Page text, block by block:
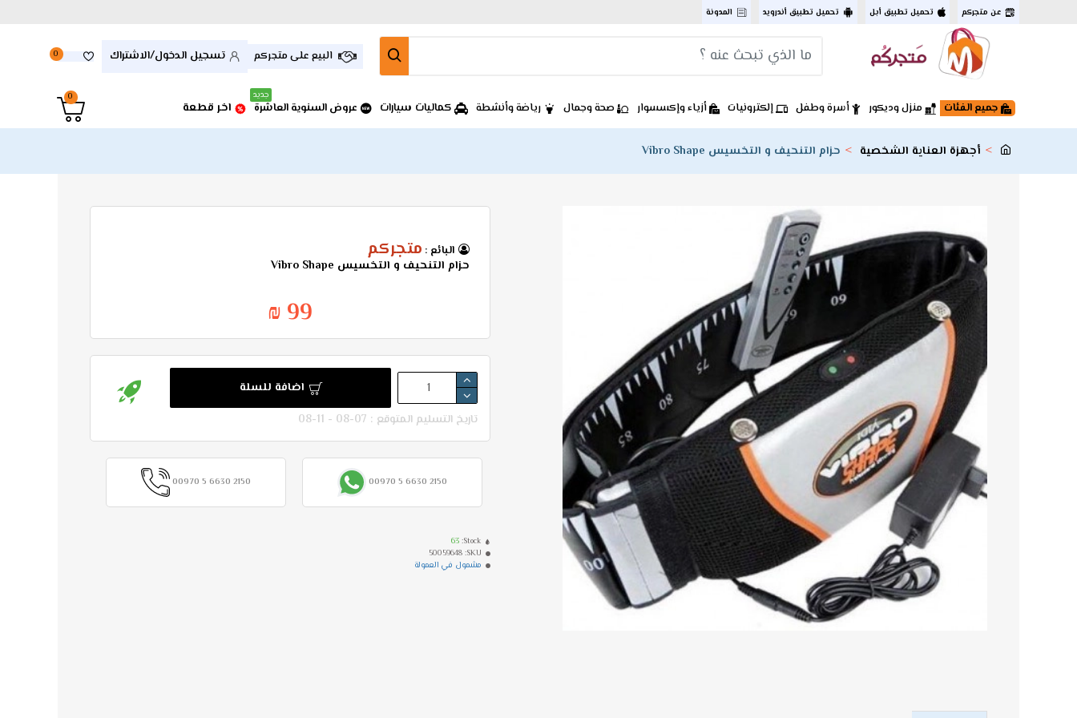
عن متجركم تحميل تطبيق أبل تحميل تطبيق أندرويد المدونة
تسجيل الدخول/الاشتراك 0 البيع على متجركم
جميع الفئات منزل وديكور أسرة وطفل إلكترونيات أزياء وإكسسوار صحة وجمال رياضة وأنشطة كماليات سيارات عروض السنوية العاشرة
جديد
اخر قطعة
0
أجهزة العناية الشخصية حزام التنحيف و التخسيس Vibro Shape
البائع : متجركم
حزام التنحيف و التخسيس Vibro Shape
99 ₪
Stock:
63
SKU:
50059648
مشمول في العمولة
اضافة للسلة
تاريخ التسليم المتوقع : 07-08 - 11-08
00970 5 6630 2150
00970 5 6630 2150